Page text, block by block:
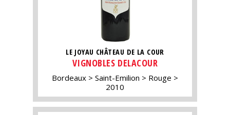
LE JOYAU CHÂTEAU DE LA COUR
VIGNOBLES DELACOUR
Bordeaux Saint-Emilion
Rouge
2010